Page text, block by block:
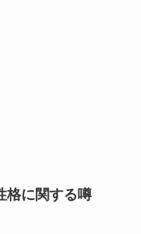
格に関する噂